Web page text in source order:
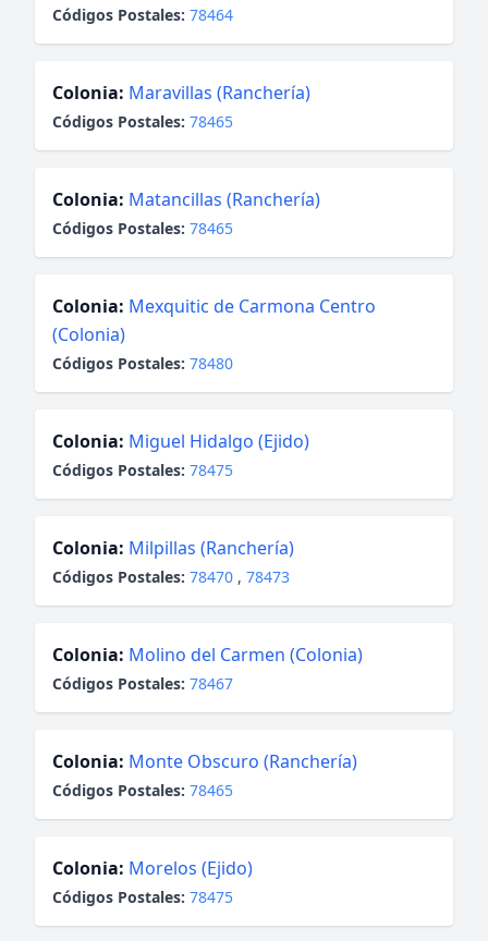
Códigos Postales: 78464
Colonia: Maravillas (Ranchería)
Códigos Postales: 78465
Colonia: Matancillas (Ranchería)
Códigos Postales: 78465
Colonia: Mexquitic de Carmona Centro
(Colonia)
Códigos Postales: 78480
Colonia: Miguel Hidalgo (Ejido)
Códigos Postales: 78475
Colonia: Milpillas (Ranchería)
Códigos Postales: 78470 , 78473
Colonia: Molino del Carmen (Colonia)
Códigos Postales: 78467
Colonia: Monte Obscuro (Ranchería)
Códigos Postales: 78465
Colonia: Morelos (Ejido)
Códigos Postales: 78475